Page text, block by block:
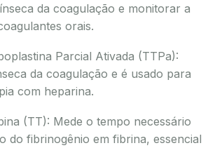
da coagulação e monitorar a
orais.
Parcial Ativada (TTPa):
da coagulação e é usado para
com heparina.
(TT): Mede o tempo necessário
do fibrinogênio em fibrina, essencial